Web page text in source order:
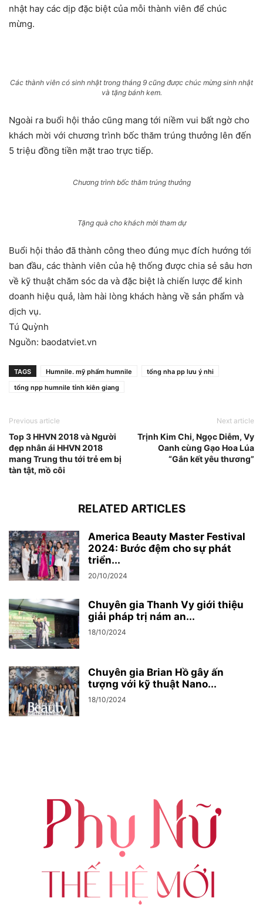
nhật hay các dịp đặc biệt của mỗi thành viên để chúc
mừng.
Các thành viên có sinh nhật trong tháng 9 cũng được chúc mừng sinh nhật
và tặng bánh kem.
Ngoài ra buổi hội thảo cũng mang tới niềm vui bất ngờ cho
khách mời với chương trình bốc thăm trúng thưởng lên đến
5 triệu đồng tiền mặt trao trực tiếp.
Chương trình bốc thăm trúng thưởng
Tặng quà cho khách mời tham dự
Buổi hội thảo đã thành công theo đúng mục đích hướng tới
ban đầu, các thành viên của hệ thống được chia sẻ sâu hơn
về kỹ thuật chăm sóc da và đặc biệt là chiến lược để kinh
doanh hiệu quả, làm hài lòng khách hàng về sản phẩm và
dịch vụ.
Tú Quỳnh
Nguồn: baodatviet.vn
TAGS Humnile. mỹ phẩm humnile
tổng nha pp lưu ý nhi
tổng npp humnile tỉnh kiên giang
Previous article
Top 3 HHVN 2018 và Người
đẹp nhân ái HHVN 2018
mang Trung thu tới trẻ em bị
tàn tật, mồ côi
Next article
Trịnh Kim Chi, Ngọc Diễm, Vy
Oanh cùng Gạo Hoa Lúa
“Gắn kết yêu thương”
RELATED ARTICLES
America Beauty Master Festival
2024: Bước đệm cho sự phát
triển...
20/10/2024
Chuyên gia Thanh Vy giới thiệu
giải pháp trị nám an...
18/10/2024
Chuyên gia Brian Hồ gây ấn
tượng với kỹ thuật Nano...
18/10/2024